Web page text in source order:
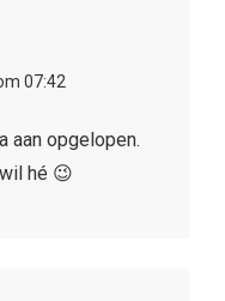
07:42
aan opgelopen.
hé 😉